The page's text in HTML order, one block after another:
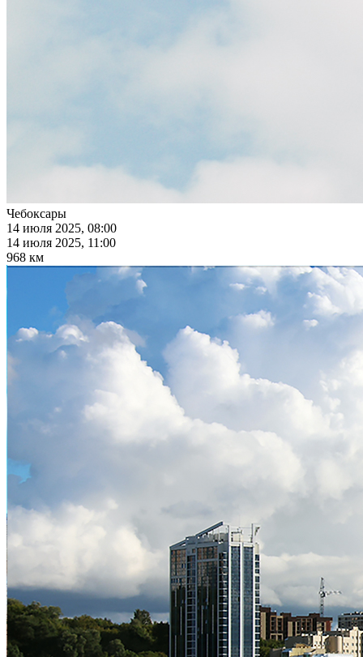
Чебоксары
14 июля 2025, 08:00
14 июля 2025, 11:00
968 км